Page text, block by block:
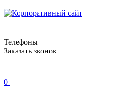
Телефоны
Заказать звонок
0